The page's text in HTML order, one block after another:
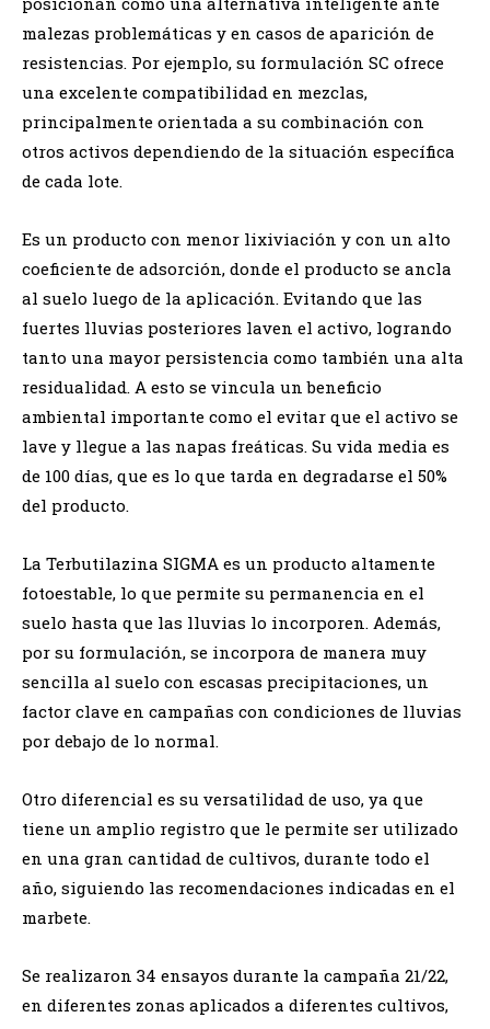
malezas problemáticas y en casos de aparición de
resistencias. Por ejemplo, su formulación SC ofrece
una excelente compatibilidad en mezclas,
principalmente orientada a su combinación con
otros activos dependiendo de la situación específica
de cada lote.
Es un producto con menor lixiviación y con un alto
coeficiente de adsorción, donde el producto se ancla
al suelo luego de la aplicación. Evitando que las
fuertes lluvias posteriores laven el activo, logrando
tanto una mayor persistencia como también una alta
residualidad. A esto se vincula un beneficio
ambiental importante como el evitar que el activo se
lave y llegue a las napas freáticas. Su vida media es
de 100 días, que es lo que tarda en degradarse el 50%
del producto.
La Terbutilazina SIGMA es un producto altamente
fotoestable, lo que permite su permanencia en el
suelo hasta que las lluvias lo incorporen. Además,
por su formulación, se incorpora de manera muy
sencilla al suelo con escasas precipitaciones, un
factor clave en campañas con condiciones de lluvias
por debajo de lo normal.
Otro diferencial es su versatilidad de uso, ya que
tiene un amplio registro que le permite ser utilizado
en una gran cantidad de cultivos, durante todo el
año, siguiendo las recomendaciones indicadas en el
marbete.
Se realizaron 34 ensayos durante la campaña 21/22,
en diferentes zonas aplicados a diferentes cultivos,